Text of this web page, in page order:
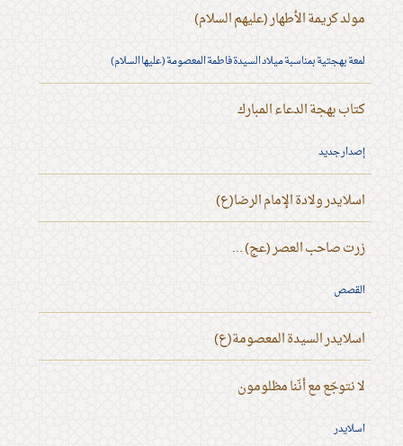
مولد كريمة الأطهار (عليهم السلام)
لمعة بهجتية بمناسبة ميلاد السيدة فاطمة المعصومة (عليها السلام)
كتاب بهجة الدعاء المبارك
إصدار جديد
اسلايدر ولادة الإمام الرضا(ع)
زرت صاحب العصر (عج) ...
القصص
اسلايدر السيدة المعصومة(ع)
لا نتوجّع مع أنّنا مظلومون
اسلايدر